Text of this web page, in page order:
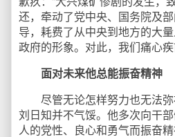
还，牵动了党中央、国务院及
导，耗费了从中央到地方的大
政府的形象。对此，我们痛心
面对未来他总能振奋精神
尽管无论怎样努力也无法弥
刘日知并不气馁。他多次向干
人的党性、良心和勇气而振奋